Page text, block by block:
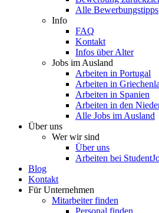
Alle Bewerbungstipps
Info
FAQ
Kontakt
Infos über Alter
Jobs im Ausland
Arbeiten in Portugal
Arbeiten in
Arbeiten in Spanien
Arbeiten in den
Alle Jobs im Ausland
Über uns
Wer wir sind
Über uns
Arbeiten bei
Blog
Kontakt
Für Unternehmen
Mitarbeiter finden
Personal finden